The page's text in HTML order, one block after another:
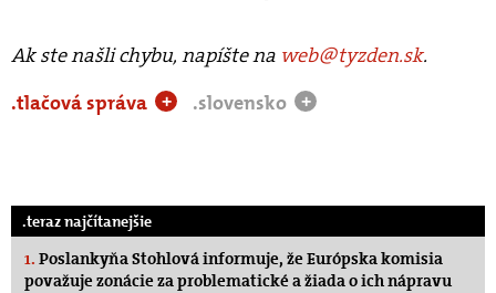
Ak ste našli chybu, napíšte na web@tyzden.sk.
.tlačová správa
+ .slovensko +
.teraz najčítanejšie
1. Poslankyňa Stohlová informuje, že Európska komisia
považuje zonácie za problematické a žiada o ich nápravu